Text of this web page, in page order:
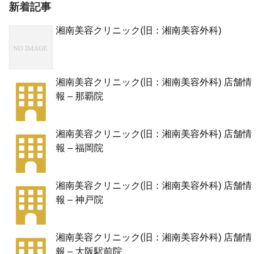
新着記事
湘南美容クリニック(旧：湘南美容外科)
湘南美容クリニック(旧：湘南美容外科) 店舗情
報 – 那覇院
湘南美容クリニック(旧：湘南美容外科) 店舗情
報 – 福岡院
湘南美容クリニック(旧：湘南美容外科) 店舗情
報 – 神戸院
湘南美容クリニック(旧：湘南美容外科) 店舗情
報 – 大阪駅前院